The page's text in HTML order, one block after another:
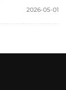
2026-05-01